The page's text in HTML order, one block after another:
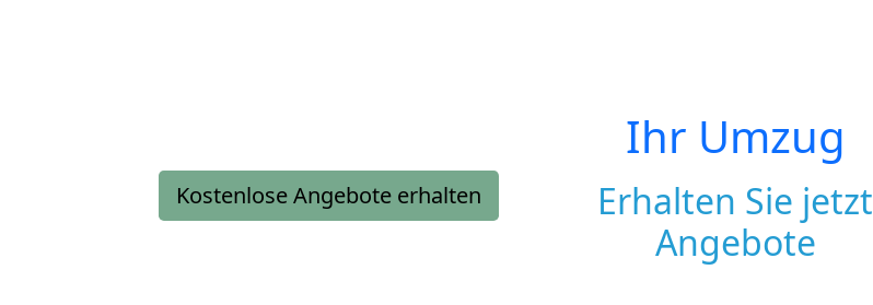
Kostenlose Angebote erhalten
Ihr Umzug
Erhalten Sie jetzt
Angebote